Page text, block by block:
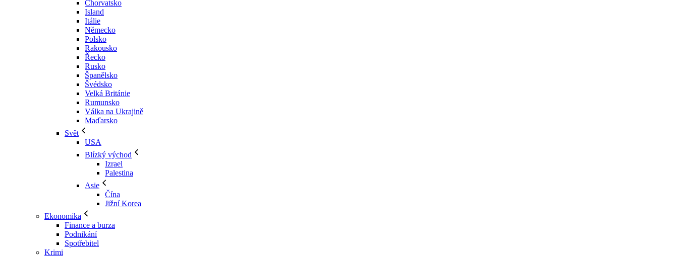
Chorvatsko
Island
Itálie
Německo
Polsko
Rakousko
Řecko
Rusko
Španělsko
Švédsko
Velká Británie
Rumunsko
Válka na Ukrajině
Maďarsko
Svět
USA
Blízký východ
Izrael
Palestina
Asie
Čína
Jižní Korea
Ekonomika
Finance a burza
Podnikání
Spotřebitel
Krimi